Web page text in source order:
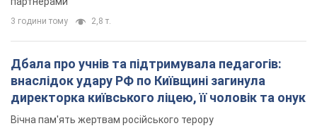
3 години тому 2,8 т.
Дбала про учнів та підтримувала педагогів:
внаслідок удару РФ по Київщині загинула
директорка київського ліцею, її чоловік та онук
Вічна пам'ять жертвам російського терору